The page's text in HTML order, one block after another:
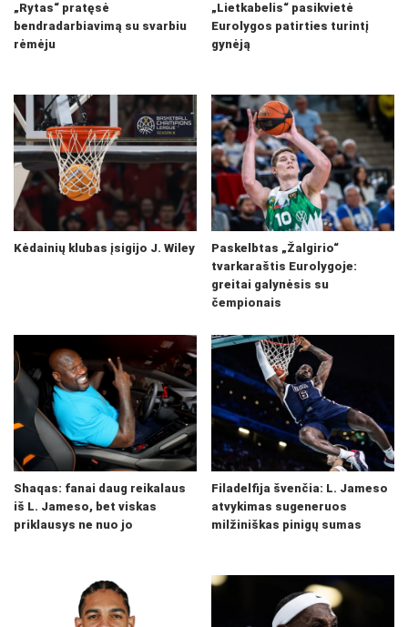
„Rytas“ pratęsė
bendradarbiavimą su svarbiu
rėmėju
„Lietkabelis“ pasikvietė
Eurolygos patirties turintį
gynėją
Kėdainių klubas įsigijo J. Wiley
Paskelbtas „Žalgirio“
tvarkaraštis Eurolygoje:
greitai galynėsis su
čempionais
Shaqas: fanai daug reikalaus
iš L. Jameso, bet viskas
priklausys ne nuo jo
Filadelfija švenčia: L. Jameso
atvykimas sugeneruos
milžiniškas pinigų sumas